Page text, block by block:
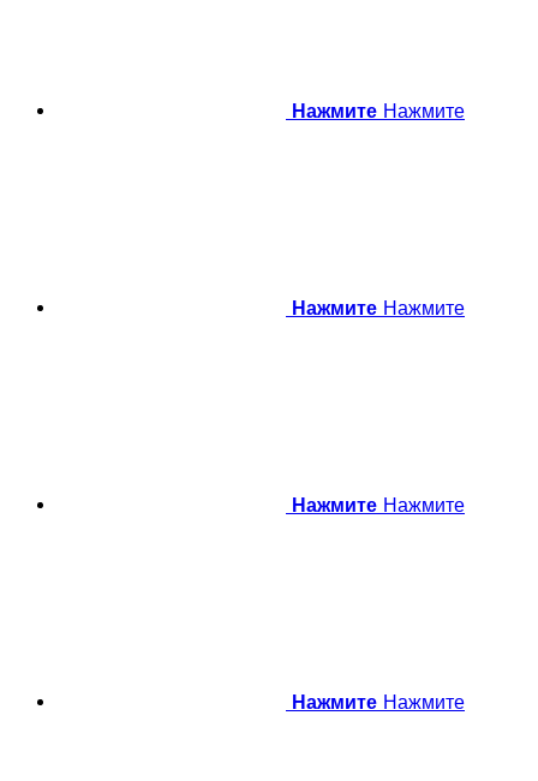
Нажмите Нажмите
Нажмите Нажмите
Нажмите Нажмите
Нажмите Нажмите